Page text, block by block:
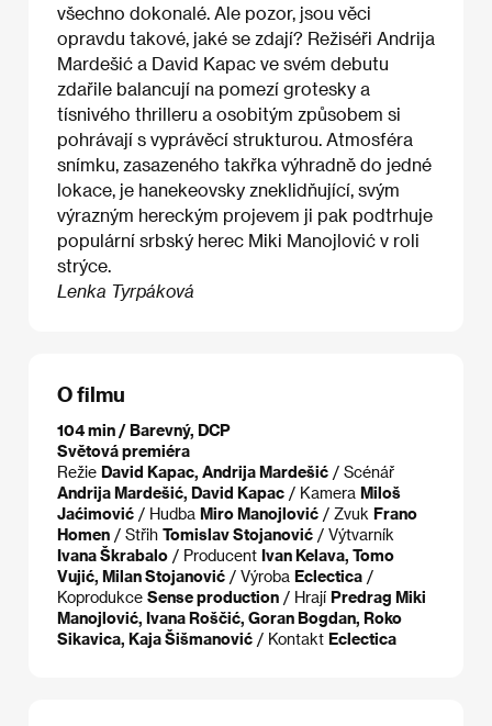
všechno dokonalé. Ale pozor, jsou věci
opravdu takové, jaké se zdají? Režiséři Andrija
Mardešić a David Kapac ve svém debutu
zdařile balancují na pomezí grotesky a
tísnivého thrilleru a osobitým způsobem si
pohrávají s vyprávěcí strukturou. Atmosféra
snímku, zasazeného takřka výhradně do jedné
lokace, je hanekeovsky zneklidňující, svým
výrazným hereckým projevem ji pak podtrhuje
populární srbský herec Miki Manojlović v roli
strýce.
Lenka Tyrpáková
O filmu
104 min / Barevný, DCP
Světová premiéra
Režie David Kapac, Andrija Mardešić / Scénář
Andrija Mardešić, David Kapac / Kamera Miloš
Jaćimović / Hudba Miro Manojlović / Zvuk Frano
Homen / Střih Tomislav Stojanović / Výtvarník
Ivana Škrabalo / Producent Ivan Kelava, Tomo
Vujić, Milan Stojanović / Výroba Eclectica /
Koprodukce Sense production / Hrají Predrag Miki
Manojlović, Ivana Roščić, Goran Bogdan, Roko
Sikavica, Kaja Šišmanović / Kontakt Eclectica